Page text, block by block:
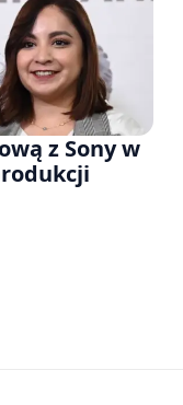
z Sony w